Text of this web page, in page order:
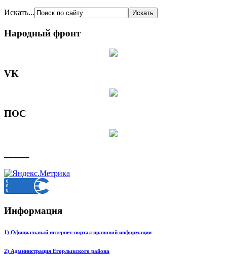
Искать...
Народный фронт
VK
ПОС
Информация
1) Официальный интернет-портал правовой информации
2) Администрация Егорлыкского района